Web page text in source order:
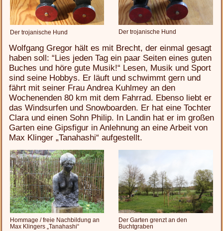
Der trojanische Hund Der trojanische Hund
Wolfgang Gregor hält es mit Brecht, der einmal gesagt
haben soll: “Lies jeden Tag ein paar Seiten eines guten
Buches und höre gute Musik!“ Lesen, Musik und Sport
sind seine Hobbys. Er läuft und schwimmt gern und
fährt mit seiner Frau Andrea Kuhlmey an den
Wochenenden 80 km mit dem Fahrrad. Ebenso liebt er
das Windsurfen und Snowboarden. Er hat eine Tochter
Clara und einen Sohn Philip. In Landin hat er im großen
Garten eine Gipsfigur in Anlehnung an eine Arbeit von
Max Klinger „Tanahashi“ aufgestellt.
Hommage / freie Nachbildung an
Max Klingers „Tanahashi“
Der Garten grenzt an den
Buchtgraben